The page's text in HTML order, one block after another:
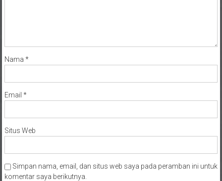
Nama *
Email *
Situs Web
Simpan nama, email, dan situs web saya pada peramban ini untuk
komentar saya berikutnya.